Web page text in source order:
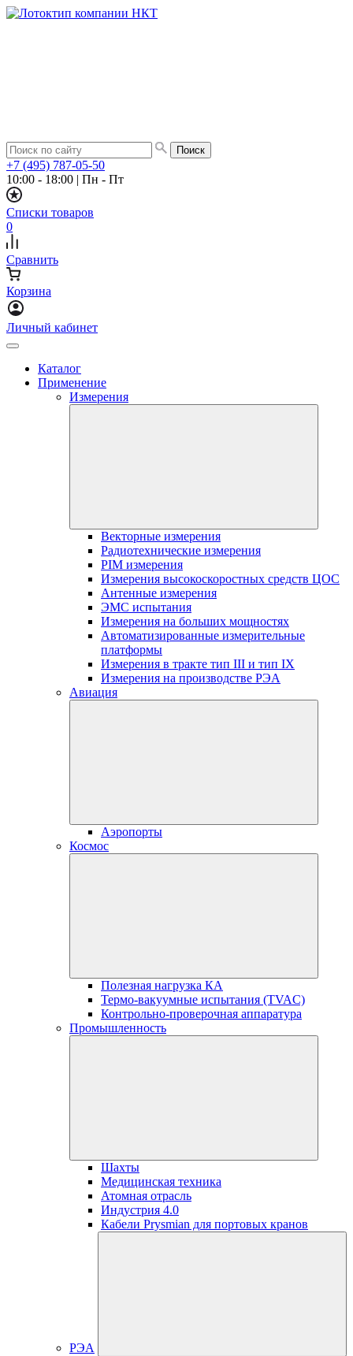
+7 (495) 787-05-50
10:00 - 18:00 | Пн - Пт
Списки товаров
0
Сравнить
Корзина
Личный кабинет
Каталог
Применение
Измерения
Векторные измерения
Радиотехнические измерения
PIM измерения
Измерения высокоскоростных средств ЦОС
Антенные измерения
ЭМС испытания
Измерения на больших мощностях
Автоматизированные измерительные
платформы
Измерения в тракте тип III и тип IX
Измерения на производстве РЭА
Авиация
Аэропорты
Космос
Полезная нагрузка КА
Термо-вакуумные испытания (TVAC)
Контрольно-проверочная аппаратура
Промышленность
Шахты
Медицинская техника
Атомная отрасль
Индустрия 4.0
Кабели Prysmian для портовых кранов
РЭА